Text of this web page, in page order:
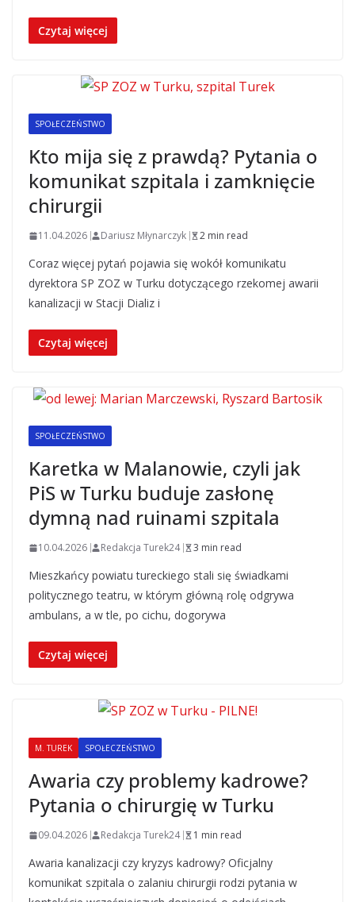
Czytaj więcej
SPOŁECZEŃSTWO
Kto mija się z prawdą? Pytania o
komunikat szpitala i zamknięcie
chirurgii
11.04.2026 Dariusz Młynarczyk 2 min read
Coraz więcej pytań pojawia się wokół komunikatu
dyrektora SP ZOZ w Turku dotyczącego rzekomej awarii
kanalizacji w Stacji Dializ i
Czytaj więcej
SPOŁECZEŃSTWO
Karetka w Malanowie, czyli jak
PiS w Turku buduje zasłonę
dymną nad ruinami szpitala
10.04.2026 Redakcja Turek24 3 min read
Mieszkańcy powiatu tureckiego stali się świadkami
politycznego teatru, w którym główną rolę odgrywa
ambulans, a w tle, po cichu, dogorywa
Czytaj więcej
M. TUREK SPOŁECZEŃSTWO
Awaria czy problemy kadrowe?
Pytania o chirurgię w Turku
09.04.2026 Redakcja Turek24 1 min read
Awaria kanalizacji czy kryzys kadrowy? Oficjalny
komunikat szpitala o zalaniu chirurgii rodzi pytania w